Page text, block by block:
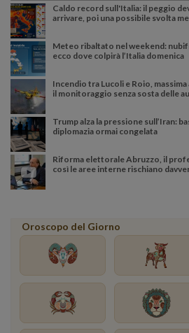
Caldo record sull'Italia: il peggio
arrivare, poi una possibile svolta
Meteo ribaltato nel weekend:
ecco dove colpirà l’Italia domenica
Incendio tra Lucoli e Roio,
il monitoraggio senza sosta delle
Trump alza la pressione sull’Iran:
diplomazia ormai congelata
Riforma elettorale Abruzzo, il
così le aree interne rischiano
Oroscopo del Giorno